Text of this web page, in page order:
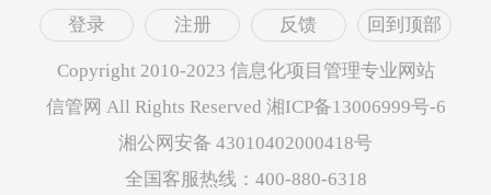
登录 注册 反馈 回到顶部
Copyright 2010-2023 信息化项目管理专业网站
信管网 All Rights Reserved 湘ICP备13006999号-6
湘公网安备 43010402000418号
全国客服热线：400-880-6318